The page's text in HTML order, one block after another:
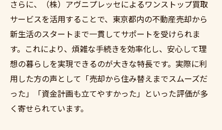
スの良さ
家族にも嬉しい自然と都市の両立生活とは
東京までアクセスの良い小田原移住を考え
ようとリモートワークの相性
移住資金なら東京都内売却活用がポイント
東京都内の不動産売却で東京までアクセス
の良い小田原移住を考えよう
さらに、（株）アヴニプレッセによるワンストップ買取
サービスを活用することで、東京都内の不動産売却から
新生活のスタートまで一貫してサポートを受けられま
す。これにより、煩雑な手続きを効率化し、安心して理
想の暮らしを実現できるのが大きな特長です。実際に利
用した方の声として「売却から住み替えまでスムーズだ
った」「資金計画も立てやすかった」といった評価が多
く寄せられています。